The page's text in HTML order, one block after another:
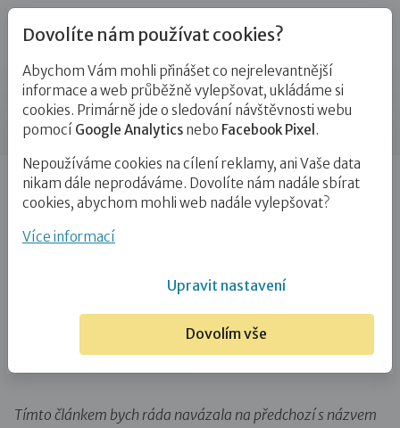
Blog
Příspěvek
Úvod Blog Adopce
Hravost, přijetí, zvědavost,
vcítění a láska. Na terapeutické rodičovství se…
Hravost, přijetí, zvědavost, vcítění
se ptá adoptivní maminka
Pěstounství
Zájemci o NRP
Tímto článkem bych ráda navázala na předchozí s názvem
Dovolíte nám používat cookies?
Abychom Vám mohli přinášet co nejrelevantnější
informace a web průběžně vylepšovat, ukládáme si
cookies. Primárně jde o sledování návštěvnosti webu
pomocí Google Analytics nebo Facebook Pixel .
Nepoužíváme cookies na cílení reklamy, ani Vaše data
nikam dále neprodáváme. Dovolíte nám nadále sbírat
cookies, abychom mohli web nadále vylepšovat?
Více informací
Upravit nastavení
Dovolím vše